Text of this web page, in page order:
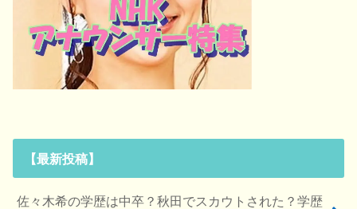
【最新投稿】
佐々木希の学歴は中卒？秋田でスカウトされた？学歴